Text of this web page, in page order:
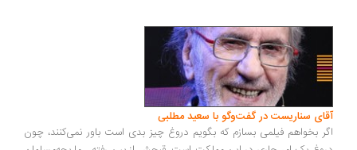
سناریست در گفت‌وگو با سعید مطلبی
بخواهم فیلمی بسازم که بگویم دروغ چیز بدی است باور نمی‌کنند، چون